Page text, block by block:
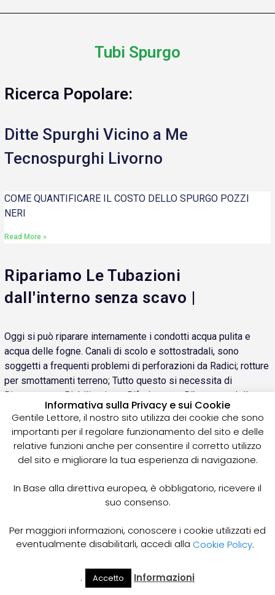
Tubi Spurgo
Ricerca Popolare:
Ditte Spurghi Vicino a Me
Tecnospurghi Livorno
COME QUANTIFICARE IL COSTO DELLO SPURGO POZZI
NERI
Read More »
Ripariamo Le Tubazioni
dall'interno senza scavo |
Oggi si può riparare internamente i condotti acqua pulita e
acqua delle fogne. Canali di scolo e sottostradali, sono
soggetti a frequenti problemi di perforazioni da Radici; rotture
per smottamenti terreno; Tutto questo si necessita di
Risanamento, Riabilitazione, Rifoderatura, Ribasatura della
stessa tubazione interessata.
Ditte Relining, Riparazione Tubazioni dall’interno,
Spurghi Vicino a Me
Cerca Il Mio
Informativa sulla Privacy e sui Cookie
Gentile Lettore, il nostro sito utilizza dei cookie che sono
importanti per il regolare funzionamento del sito e delle
relative funzioni anche per consentire il corretto utilizzo
del sito e migliorare la tua esperienza di navigazione.
In Base alla direttiva europea, è obbligatorio, ricevere il
suo consenso.
Per maggiori informazioni, conoscere i cookie utilizzati ed
eventualmente disabilitarli, accedi alla Cookie Policy.
. Accetto Informazioni